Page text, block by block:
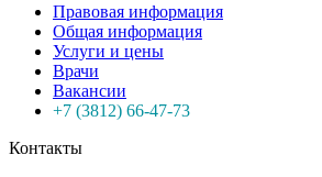
Правовая информация
Общая информация
Услуги и цены
Врачи
Вакансии
+7 (3812) 66-47-73
Контакты